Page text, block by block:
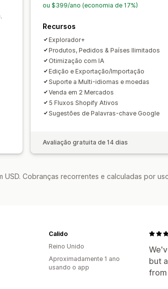
De
ou $399/ano (economia de 17%)
Recursos
Explorador+
Produtos, Pedidos & Países Ilimitados
Otimização com IA
Edição e Exportação/Importação
Suporte a Multi-idiomas e moedas
Venda em 2 Mercados
5 Fluxos Shopify Ativos
Sugestões de Palavras-chave Google
Avaliação gratuita de 14 dias
USD. Cobranças recorrentes e calculadas por
but
from
Calido
Reino Unido
Aproximadamente 1 ano
usando o app